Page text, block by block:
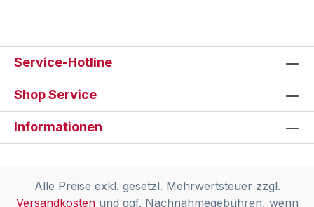
Service-Hotline
Shop Service
Informationen
Alle Preise exkl. gesetzl. Mehrwertsteuer zzgl.
Versandkostenund ggf. Nachnahmegebühren, wenn